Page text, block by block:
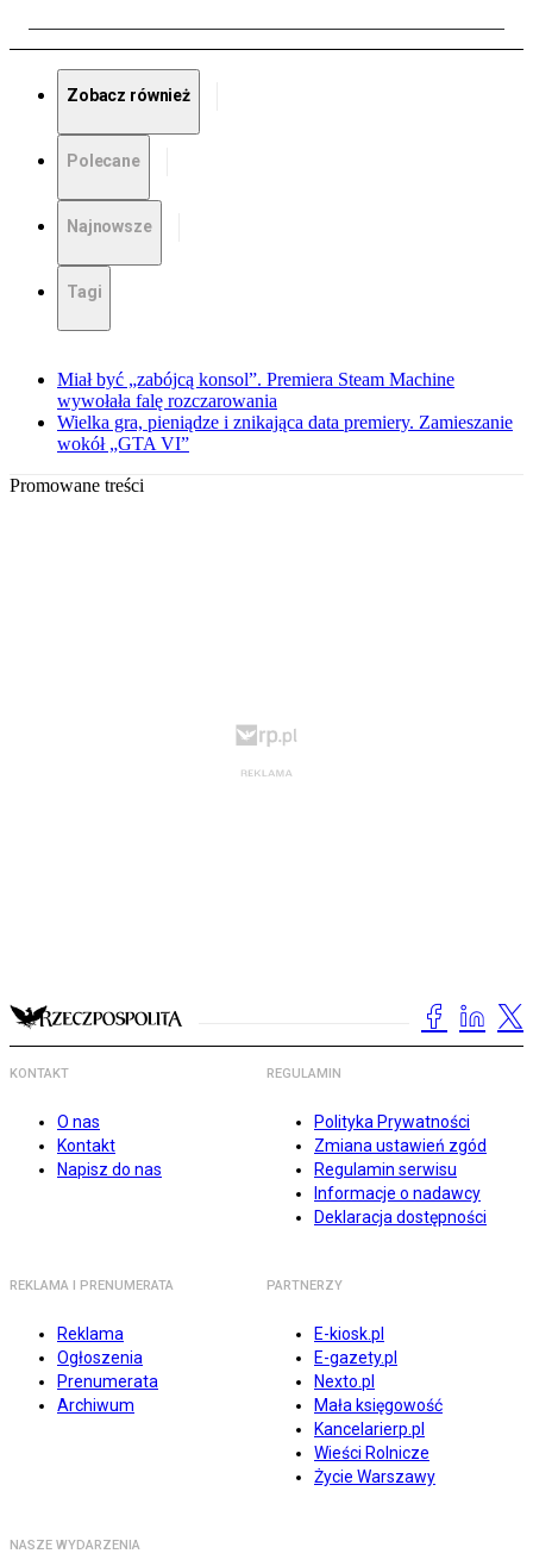
Zobacz również
Polecane
Najnowsze
Tagi
Miał być „zabójcą konsol”. Premiera Steam Machine
wywołała falę rozczarowania
Wielka gra, pieniądze i znikająca data premiery. Zamieszanie
wokół „GTA VI”
Promowane treści
KONTAKT
O nas
Kontakt
Napisz do nas
REGULAMIN
Polityka Prywatności
Zmiana ustawień zgód
Regulamin serwisu
Informacje o nadawcy
Deklaracja dostępności
REKLAMA I PRENUMERATA
Reklama
Ogłoszenia
Prenumerata
Archiwum
PARTNERZY
E-kiosk.pl
E-gazety.pl
Nexto.pl
Mała księgowość
Kancelarierp.pl
Wieści Rolnicze
Życie Warszawy
NASZE WYDARZENIA